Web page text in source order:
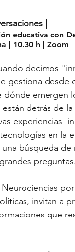
|
educativa con
| 10.30 h | Zoom
decimos
gestiona desde
dónde emergen
detrás de la
experiencias
en la
búsqueda de
preguntas.
por
invitan a
que